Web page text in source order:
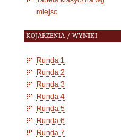
miejsc
KOJARZENIA / WYNIKI
Runda 1
Runda 2
Runda 3
Runda 4
Runda 5
Runda 6
Runda 7